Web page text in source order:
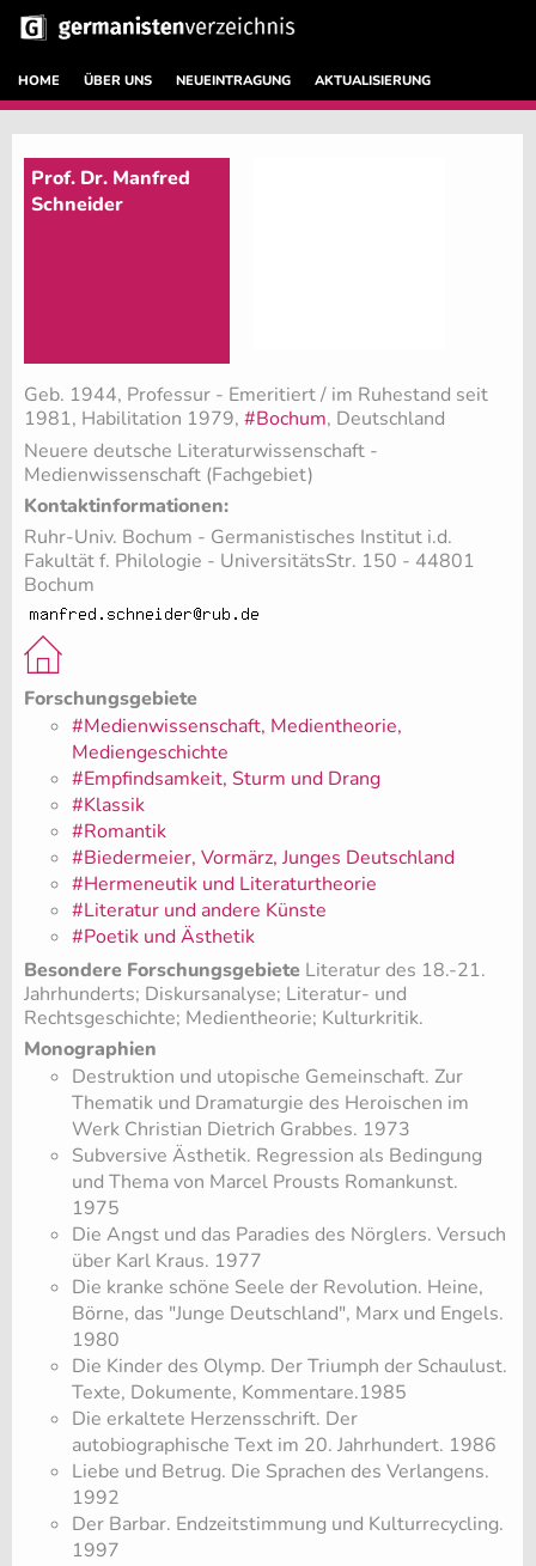
HOME ÜBER UNS NEUEINTRAGUNG AKTUALISIERUNG
Prof. Dr. Manfred
Schneider
Geb. 1944, Professur - Emeritiert / im Ruhestand seit
1981, Habilitation 1979, #Bochum, Deutschland
Neuere deutsche Literaturwissenschaft -
Medienwissenschaft (Fachgebiet)
Kontaktinformationen:
Ruhr-Univ. Bochum - Germanistisches Institut i.d.
Fakultät f. Philologie - UniversitätsStr. 150 - 44801
Bochum
Forschungsgebiete
#Medienwissenschaft, Medientheorie,
Mediengeschichte
#Empfindsamkeit, Sturm und Drang
#Klassik
#Romantik
#Biedermeier, Vormärz, Junges Deutschland
#Hermeneutik und Literaturtheorie
#Literatur und andere Künste
#Poetik und Ästhetik
Besondere Forschungsgebiete Literatur des 18.-21.
Jahrhunderts; Diskursanalyse; Literatur- und
Rechtsgeschichte; Medientheorie; Kulturkritik.
Monographien
Destruktion und utopische Gemeinschaft. Zur
Thematik und Dramaturgie des Heroischen im
Werk Christian Dietrich Grabbes. 1973
Subversive Ästhetik. Regression als Bedingung
und Thema von Marcel Prousts Romankunst.
1975
Die Angst und das Paradies des Nörglers. Versuch
über Karl Kraus. 1977
Die kranke schöne Seele der Revolution. Heine,
Börne, das "Junge Deutschland", Marx und Engels.
1980
Die Kinder des Olymp. Der Triumph der Schaulust.
Texte, Dokumente, Kommentare.1985
Die erkaltete Herzensschrift. Der
autobiographische Text im 20. Jahrhundert. 1986
Liebe und Betrug. Die Sprachen des Verlangens.
1992
Der Barbar. Endzeitstimmung und Kulturrecycling.
1997